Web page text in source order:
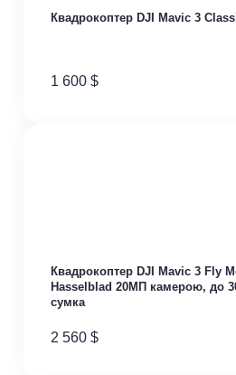
Квадрокоптер DJI Mavic 3
1 600 $
Квадрокоптер DJI Mavic 3 Fly
Hasselblad 20МП камерою, до
сумка
2 560 $